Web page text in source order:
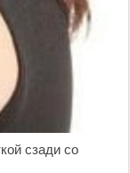
сзади со